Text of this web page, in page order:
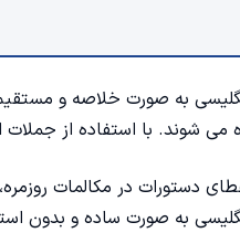
ساخت جملات امری در انگلیسی
به صورت خلاصه و
شوند. با استفاده از
دستورات در مکالمات
به صورت ساده و بدون